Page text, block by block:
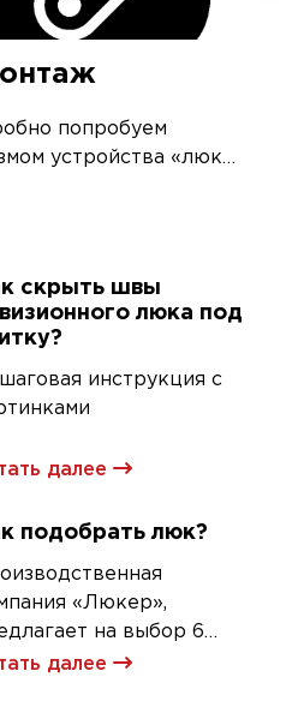
попробуем
устройства «люк
скрыть швы
люка под
инструкция с
далее
подобрать люк?
«Люкер»,
на выбор 6
ревизионных
далее